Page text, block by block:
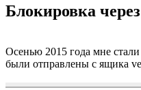
Блокировка
Осенью 2015 года мне
были отправлены с ящика